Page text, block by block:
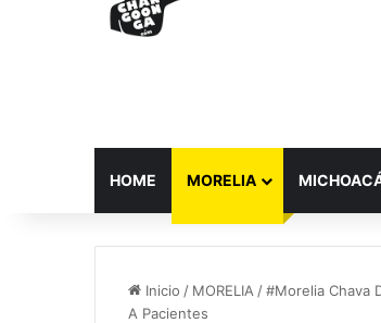
HOME MORELIA
Inicio / MORELIA /#Morelia Chava
A Pacientes